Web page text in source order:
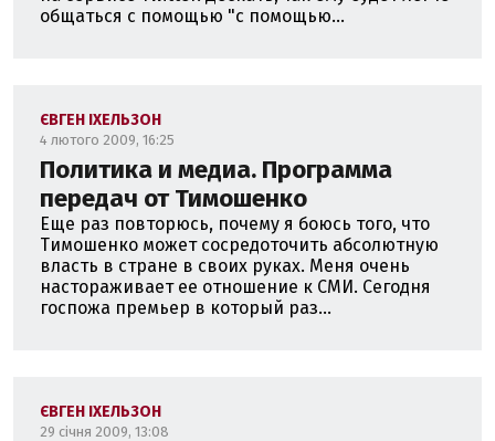
общаться с помощью "с помощью...
ЄВГЕН ІХЕЛЬЗОН
4 лютого 2009, 16:25
Политика и медиа. Программа
передач от Тимошенко
Еще раз повторюсь, почему я боюсь того, что
Тимошенко может сосредоточить абсолютную
власть в стране в своих руках. Меня очень
настораживает ее отношение к СМИ. Сегодня
госпожа премьер в который раз...
ЄВГЕН ІХЕЛЬЗОН
29 січня 2009, 13:08